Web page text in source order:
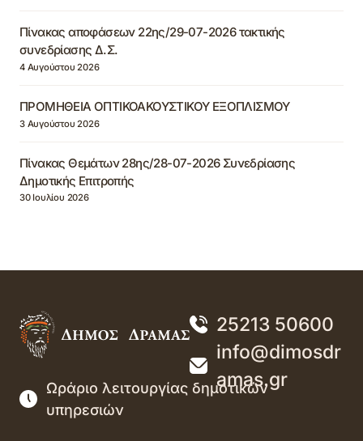
Πίνακας αποφάσεων 22ης/29-07-2026 τακτικής
συνεδρίασης Δ.Σ.
4 Αυγούστου 2026
ΠΡΟΜΗΘΕΙΑ ΟΠΤΙΚΟΑΚΟΥΣΤΙΚΟΥ ΕΞΟΠΛΙΣΜΟΥ
3 Αυγούστου 2026
Πίνακας Θεμάτων 28ης/28-07-2026 Συνεδρίασης
Δημοτικής Επιτροπής
30 Ιουλίου 2026
25213 50600
info@dimosdr
amas.gr
Ωράριο λειτουργίας δημοτικών
υπηρεσιών